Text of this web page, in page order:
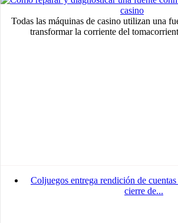
Todas las máquinas de casino utilizan una
transformar la corriente del
Coljuegos entrega rendición de
cierre de...